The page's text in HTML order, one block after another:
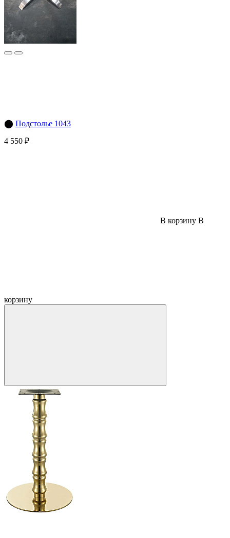
⬤ Подстолье 1043
4 550 ₽
В корзину В
корзину